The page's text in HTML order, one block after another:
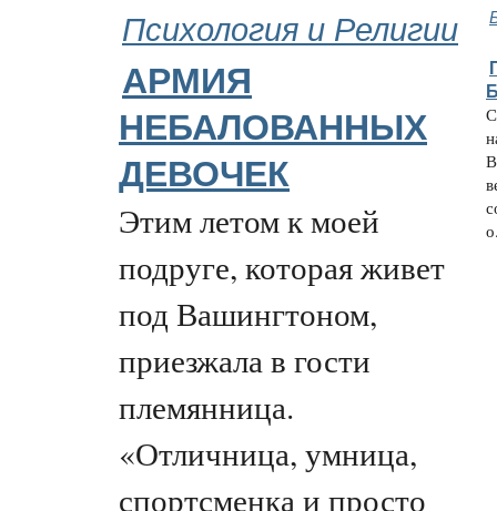
Психология и Религии
АРМИЯ
НЕБАЛОВАННЫХ
ДЕВОЧЕК
Этим летом к моей
подруге, которая живет
под Вашингтоном,
приезжала в гости
племянница.
«Отличница, умница,
спортсменка и просто